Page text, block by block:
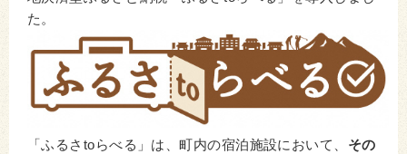
た。
「ふるさtoらべる」は、町内の宿泊施設において、 その